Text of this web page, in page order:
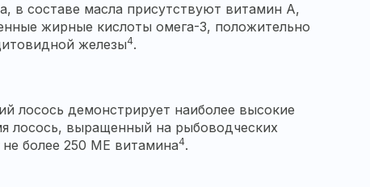
в составе масла присутствуют витамин A,
жирные кислоты омега-3, положительно
железы4.
лосось демонстрирует наиболее высокие
лосось, выращенный на рыбоводческих
более 250 МЕ витамина4.